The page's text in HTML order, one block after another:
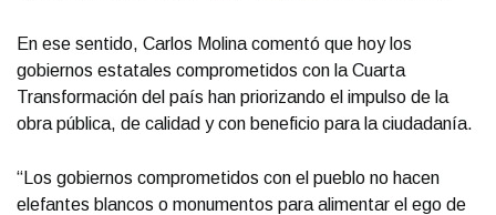
En ese sentido, Carlos Molina comentó que hoy los
gobiernos estatales comprometidos con la Cuarta
Transformación del país han priorizando el impulso de la
obra pública, de calidad y con beneficio para la ciudadanía.
“Los gobiernos comprometidos con el pueblo no hacen
elefantes blancos o monumentos para alimentar el ego de